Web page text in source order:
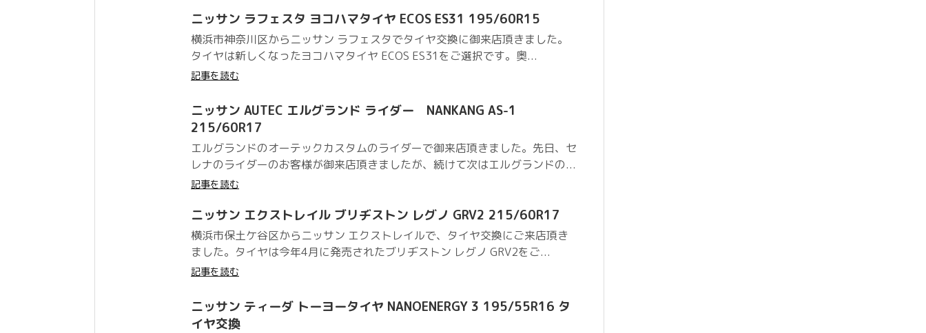
ニッサン ラフェスタ ヨコハマタイヤ ECOS ES31 195/60R15
横浜市神奈川区からニッサン ラフェスタでタイヤ交換に御来店頂きました。
タイヤは新しくなったヨコハマタイヤ ECOS ES31をご選択です。奥...
記事を読む
ニッサン AUTEC エルグランド ライダー NANKANG AS-1
215/60R17
エルグランドのオーテックカスタムのライダーで御来店頂きました。先日、セ
レナのライダーのお客様が御来店頂きましたが、続けて次はエルグランドの...
記事を読む
ニッサン エクストレイル ブリヂストン レグノ GRV2 215/60R17
横浜市保土ケ谷区からニッサン エクストレイルで、タイヤ交換にご来店頂き
ました。タイヤは今年4月に発売されたブリヂストン レグノ GRV2をご...
記事を読む
ニッサン ティーダ トーヨータイヤ NANOENERGY 3 195/55R16 タ
イヤ交換